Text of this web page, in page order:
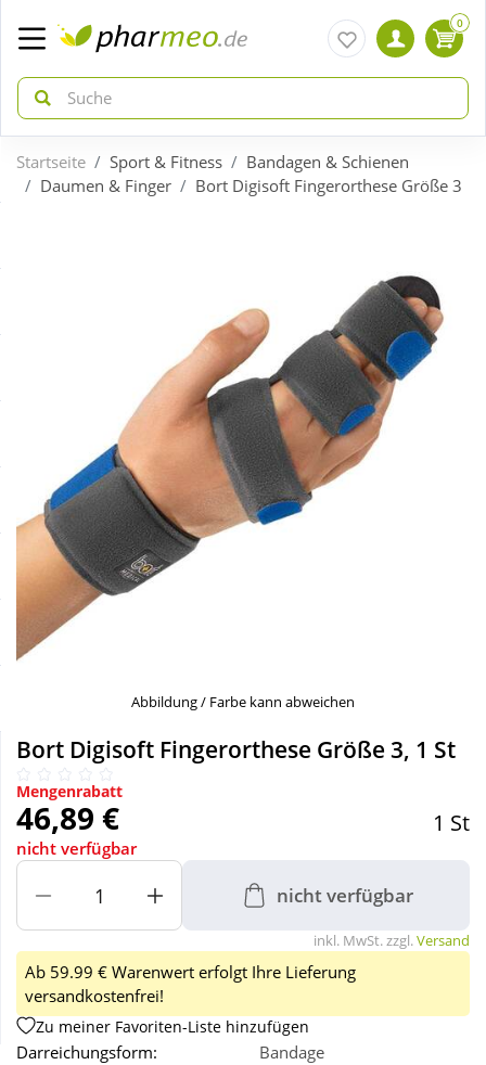
zurück
Sale
Schnäppchen
Sparsets
Täglich gut versorgt
zurück
Körperpflege & Kosmetik
Liebe & Erotik
Mutter & Kind
Nahrungsergänzung
Natur & Homöopathie
Sanitätshaus
Sport & Fitness
Tierbedarf
Wellness
0
Startseite Sport & Fitness
Bandagen & Schienen
Daumen & Finger
Bort Digisoft Fingerorthese Größe 3
Abbildung / Farbe kann abweichen
Bort Digisoft Fingerorthese Größe 3, 1 St
Mengenrabatt
46,89 € 1 St
nicht verfügbar
nicht verfügbar
inkl. MwSt. zzgl.Versand
Ab 59.99 € Warenwert erfolgt Ihre Lieferung
versandkostenfrei!
Zu meiner Favoriten-Liste hinzufügen
Darreichungsform:
Bandage